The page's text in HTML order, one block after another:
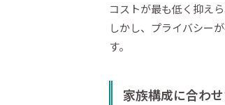
コストが最も低く抑え
しかし、プライバシー
す。
家族構成に合わ